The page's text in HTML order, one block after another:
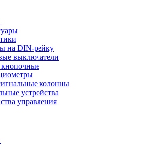
на DIN-рейку
выключатели
колонны
устройства
управления